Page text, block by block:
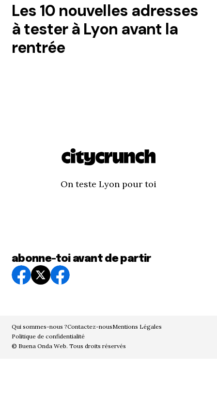
Les 10 nouvelles adresses
à tester à Lyon avant la
rentrée
On teste Lyon pour toi
abonne-toi avant de partir
Qui sommes-nous ?Contactez-nousMentions Légales
Politique de confidentialité
© Buena Onda Web. Tous droits réservés